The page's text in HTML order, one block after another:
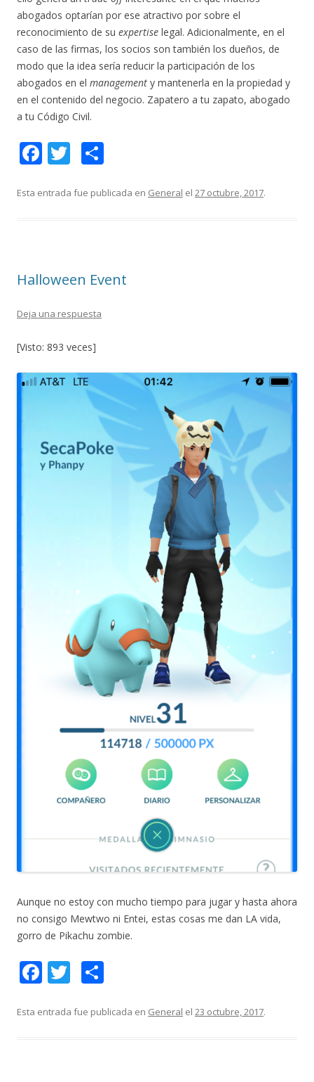
abogados optarían por ese atractivo por sobre el
reconocimiento de su expertise legal. Adicionalmente, en el
caso de las firmas, los socios son también los dueños, de
modo que la idea sería reducir la participación de los
abogados en el management y mantenerla en la propiedad y
en el contenido del negocio. Zapatero a tu zapato, abogado
a tu Código Civil.
F
e
k
T
itt m
r
Esta entrada fue publicada en General el 27 octubre, 2017.
Halloween Event
Deja una respuesta
[Visto: 893 veces]
Aunque no estoy con mucho tiempo para jugar y hasta ahora
no consigo Mewtwo ni Entei, estas cosas me dan LA vida,
gorro de Pikachu zombie.
F
e
T
itt m
Esta entrada fue publicada en General el 23 octubre, 2017.